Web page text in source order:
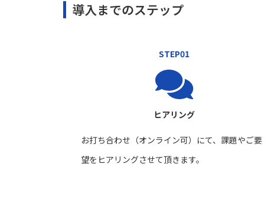
導入までのステップ
STEP01
ヒアリング
お打ち合わせ（オンライン可）にて、課題やご要
望をヒアリングさせて頂きます。